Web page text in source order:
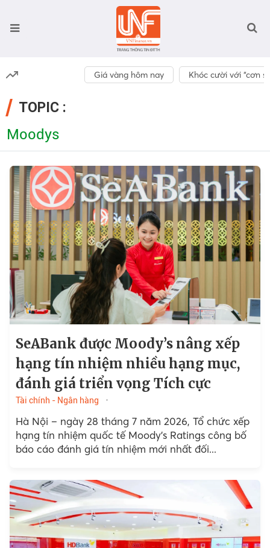
Giá vàng hôm nay Khóc cười với “cơn
TOPIC :
Moodys
SeABank được Moody’s nâng xếp
hạng tín nhiệm nhiều hạng mục,
đánh giá triển vọng Tích cực
Tài chính - Ngân hàng
Hà Nội – ngày 28 tháng 7 năm 2026, Tổ chức xếp
hạng tín nhiệm quốc tế Moody's Ratings công bố
báo cáo đánh giá tín nhiệm mới nhất đối...